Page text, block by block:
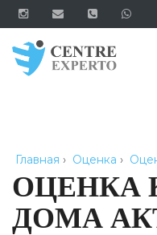
Главная › Оценка ›
ОЦЕНКА
ДОМА